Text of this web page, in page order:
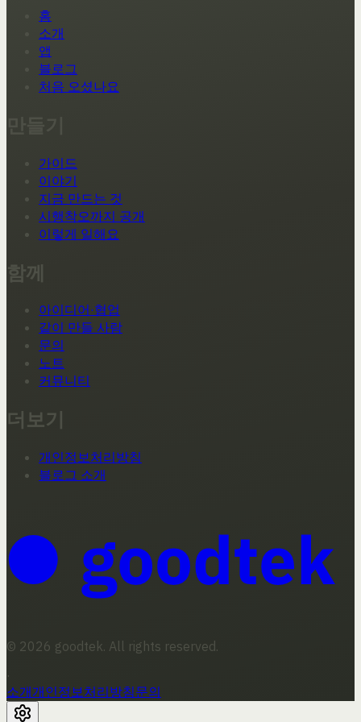
홈
소개
앱
블로그
처음 오셨나요
가이드
이야기
지금 만드는 것
시행착오까지 공개
이렇게 일해요
함께
아이디어·협업
같이 만들 사람
문의
노트
커뮤니티
더보기
개인정보처리방침
블로그 소개
© 2026 goodtek. All rights reserved.
·
소개개인정보처리방침문의